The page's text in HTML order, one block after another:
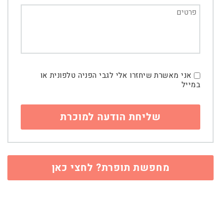
אני מאשרת שיחזרו אלי לגבי הפניה טלפונית או
במייל
מחפשת תופרת? לחצי כאן